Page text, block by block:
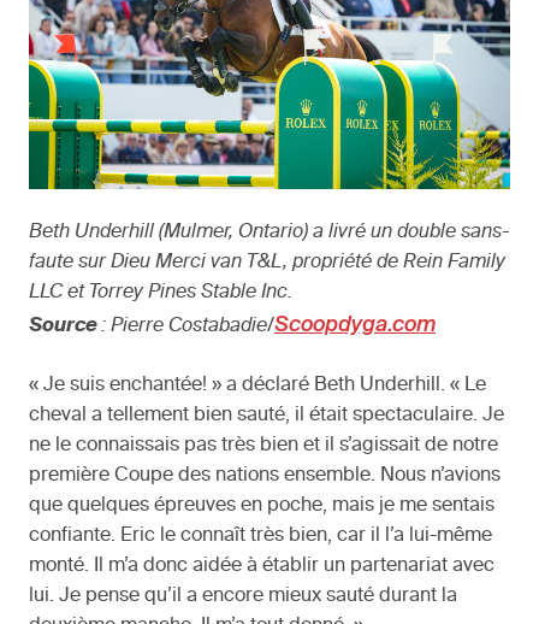
Beth Underhill (Mulmer, Ontario) a livré un double sans-
faute sur Dieu Merci van T&L, propriété de Rein Family
LLC et Torrey Pines Stable Inc.
Source: Pierre Costabadie/Scoopdyga.com
« Je suis enchantée! » a déclaré Beth Underhill. « Le
cheval a tellement bien sauté, il était spectaculaire. Je
ne le connaissais pas très bien et il s’agissait de notre
première Coupe des nations ensemble. Nous n’avions
que quelques épreuves en poche, mais je me sentais
confiante. Eric le connaît très bien, car il l’a lui-même
monté. Il m’a donc aidée à établir un partenariat avec
lui. Je pense qu’il a encore mieux sauté durant la